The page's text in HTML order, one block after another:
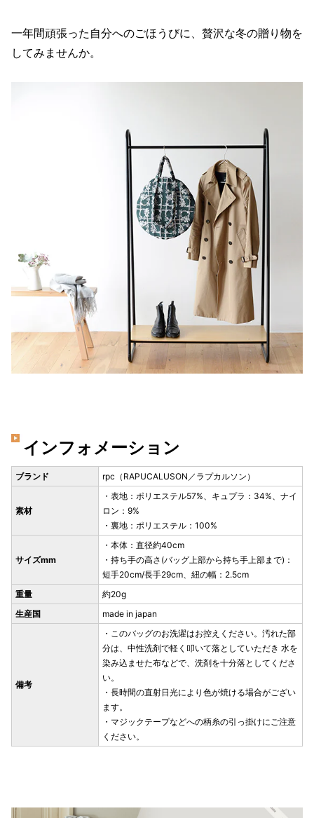
一年間頑張った自分へのごほうびに、贅沢な冬の贈り物を
してみませんか。
インフォメーション
ブランド rpc（RAPUCALUSON／ラプカルソン）
素材
・表地：ポリエステル57%、キュプラ：34%、ナイ
ロン：9%
・裏地：ポリエステル：100%
サイズmm
・本体：直径約40cm
・持ち手の高さ(バッグ上部から持ち手上部まで)：
短手20cm/長手29cm、紐の幅：2.5cm
重量
約20g
生産国
made in japan
備考
・このバッグのお洗濯はお控えください。汚れた部
分は、中性洗剤で軽く叩いて落としていただき 水を
染み込ませた布などで、洗剤を十分落としてくださ
い。
・長時間の直射日光により色が焼ける場合がござい
ます。
・マジックテープなどへの柄糸の引っ掛けにご注意
ください。